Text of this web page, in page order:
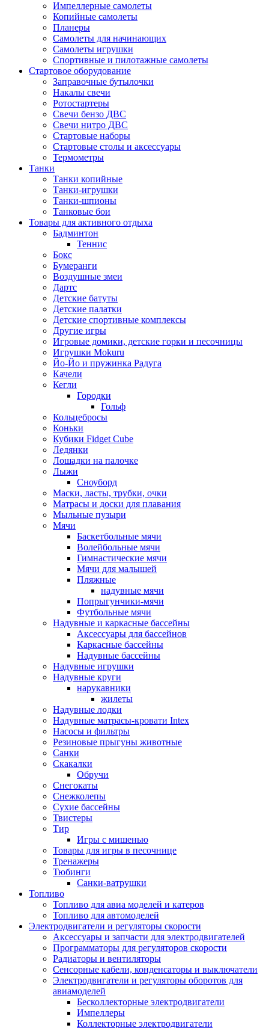
Импеллерные самолеты
Копийные самолеты
Планеры
Самолеты для начинающих
Самолеты игрушки
Спортивные и пилотажные самолеты
Стартовое оборудование
Заправочные бутылочки
Накалы свечи
Ротостартеры
Свечи бензо ДВС
Свечи нитро ДВС
Стартовые наборы
Стартовые столы и аксессуары
Термометры
Танки
Танки копийные
Танки-игрушки
Танки-шпионы
Танковые бои
Товары для активного отдыха
Бадминтон
Теннис
Бокс
Бумеранги
Воздушные змеи
Дартс
Детские батуты
Детские палатки
Детские спортивные комплексы
Другие игры
Игровые домики, детские горки и песочницы
Игрушки Mokuru
Йо-Йо и пружинка Радуга
Качели
Кегли
Городки
Гольф
Кольцебросы
Коньки
Кубики Fidget Cube
Ледянки
Лошадки на палочке
Лыжи
Сноуборд
Маски, ласты, трубки, очки
Матрасы и доски для плавания
Мыльные пузыри
Мячи
Баскетбольные мячи
Волейбольные мячи
Гимнастические мячи
Мячи для малышей
Пляжные
надувные мячи
Попрыгунчики-мячи
Футбольные мячи
Надувные и каркасные бассейны
Аксессуары для бассейнов
Каркасные бассейны
Надувные бассейны
Надувные игрушки
Надувные круги
нарукавники
жилеты
Надувные лодки
Надувные матрасы-кровати Intex
Насосы и фильтры
Резиновые прыгуны животные
Санки
Скакалки
Обручи
Снегокаты
Снежколепы
Сухие бассейны
Твистеры
Тир
Игры с мишенью
Товары для игры в песочнице
Тренажеры
Тюбинги
Санки-ватрушки
Топливо
Топливо для авиа моделей и катеров
Топливо для автомоделей
Электродвигатели и регуляторы скорости
Аксессуары и запчасти для электродвигателей
Программаторы для регуляторов скорости
Радиаторы и вентиляторы
Сенсорные кабели, конденсаторы и выключатели
Электродвигатели и регуляторы оборотов для
авиамоделей
Бесколлекторные электродвигатели
Импеллеры
Коллекторные электродвигатели